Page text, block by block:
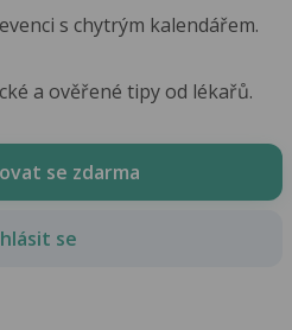
s chytrým kalendářem.
a ověřené tipy od lékařů.
se zdarma
se